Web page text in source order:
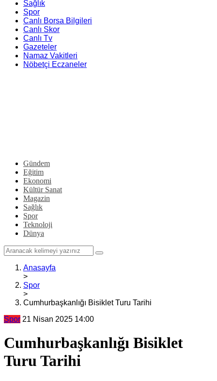
Sağlık
Spor
Canlı Borsa Bilgileri
Canlı Skor
Canlı Tv
Gazeteler
Namaz Vakitleri
Nöbetçi Eczaneler
Gündem
Eğitim
Ekonomi
Kültür Sanat
Magazin
Sağlık
Spor
Teknoloji
Dünya
Anasayfa
>
Spor
>
Cumhurbaşkanlığı Bisiklet Turu Tarihi
Spor 21 Nisan 2025 14:00
Cumhurbaşkanlığı Bisiklet
Turu Tarihi